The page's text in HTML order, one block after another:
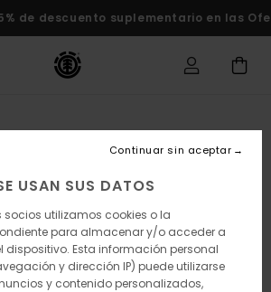
de descuento suplementario en las
USAN SUS DATOS
socios utilizamos cookies o la
para almacenar y/o acceder a
dispositivo. Esta información personal
y dirección IP) puede utilizarse
y contenido personalizados,
Continuar sin aceptar